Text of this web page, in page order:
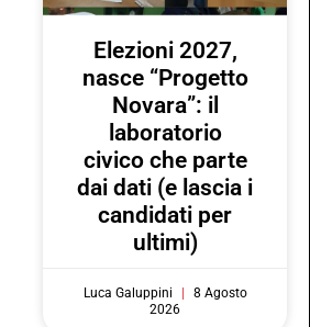
Elezioni 2027,
nasce “Progetto
Novara”: il
laboratorio
civico che parte
dai dati (e lascia i
candidati per
ultimi)
Luca Galuppini
8 Agosto
2026